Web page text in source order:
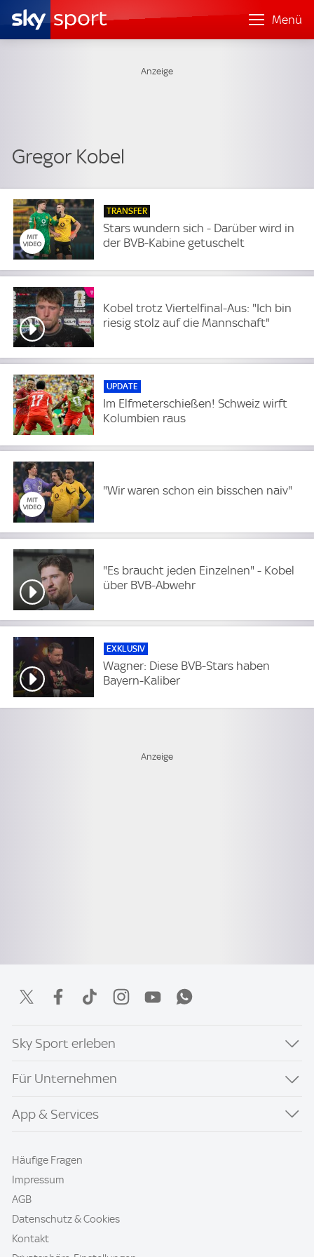
Menü
Gregor Kobel
TRANSFER
Stars wundern sich - Darüber wird in
der BVB-Kabine getuschelt
Kobel trotz Viertelfinal-Aus: "Ich bin
riesig stolz auf die Mannschaft"
UPDATE
Im Elfmeterschießen! Schweiz wirft
Kolumbien raus
"Wir waren schon ein bisschen naiv"
"Es braucht jeden Einzelnen" - Kobel
über BVB-Abwehr
EXKLUSIV
Wagner: Diese BVB-Stars haben
Bayern-Kaliber
Sky Sport erleben
Für Unternehmen
App & Services
Häufige Fragen
Impressum
AGB
Datenschutz & Cookies
Kontakt